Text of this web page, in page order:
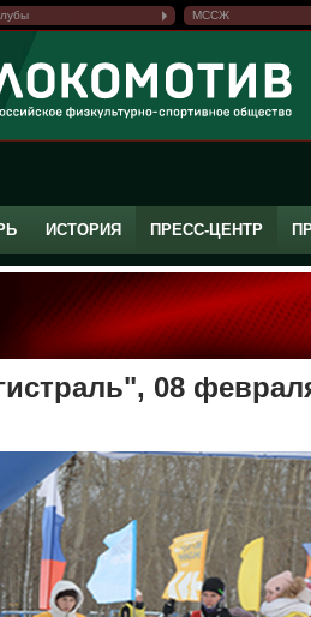
МССЖ
ИСТОРИЯ ПРЕСС-ЦЕНТР
08